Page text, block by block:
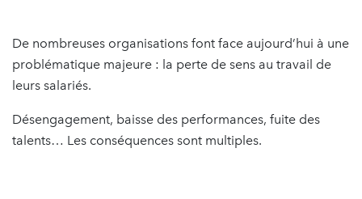
De nombreuses organisations font face aujourd’hui à une
problématique majeure : la perte de sens au travail de
leurs salariés.
Désengagement, baisse des performances, fuite des
talents… Les conséquences sont multiples.